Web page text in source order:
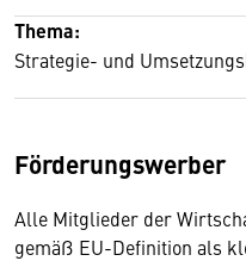
Thema:
Strategie- und
Förderungswerber
Alle Mitglieder der
gemäß EU-Definition als